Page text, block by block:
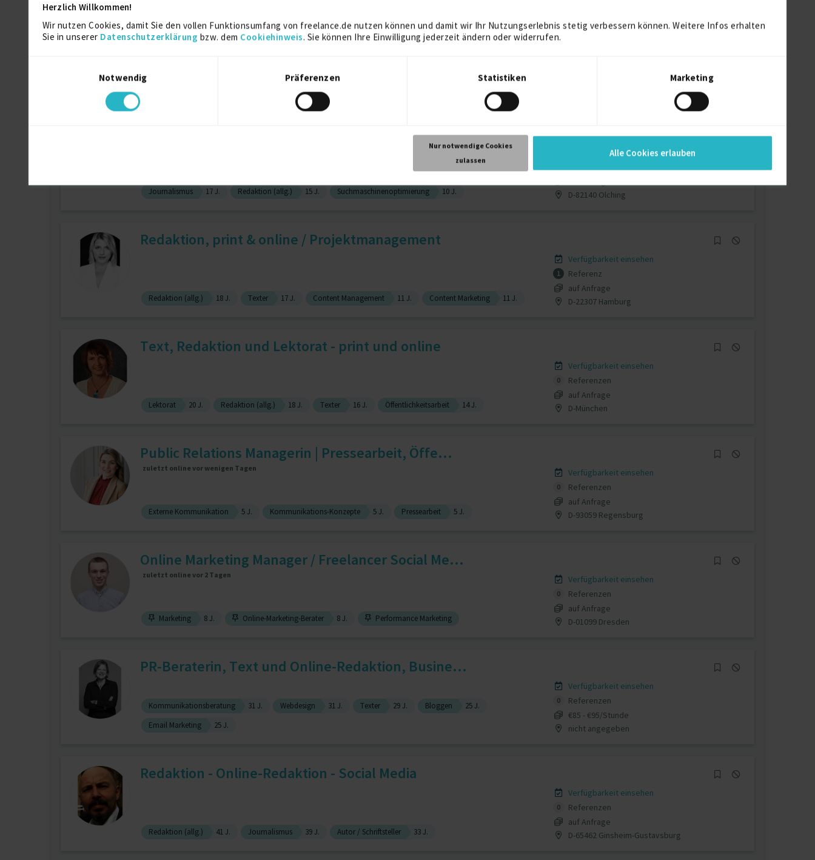
Herzlich Willkommen!
Wir nutzen Cookies, damit Sie den vollen Funktionsumfang von freelance.de nutzen können und damit wir Ihr Nutzungserlebnis stetig verbessern können. Weitere Infos erhalten
Sie in unserer Datenschutzerklärung bzw. dem Cookiehinweis. Sie können Ihre Einwilligung jederzeit ändern oder widerrufen.
Notwendig
Präferenzen Statistiken Marketing
Nur notwendige Cookies
zulassen
Alle Cookies erlauben
Online-Redaktion, Content- und Projekt-Management
zuletzt online vor wenigen Tagen
20 J. Suchmaschinenoptimierung
Journalismus 17 J. Redaktion (allg.) 15 J. Suchmaschinenoptimierung 10 J.
Verfügbarkeit einsehen
D-82140 Olching
Redaktion, print & online / Projektmanagement
Redaktion (allg.) 18 J. Texter 17 J. Content Management 11 J. Content Marketing 11 J.
Verfügbarkeit einsehen
1
Referenz
auf Anfrage
D-22307 Hamburg
Text, Redaktion und Lektorat - print und online
Lektorat 20 J. Redaktion (allg.) 18 J. Texter 16 J. Öffentlichkeitsarbeit 14 J.
Verfügbarkeit einsehen
0
Referenzen
auf Anfrage
D-München
Public Relations Managerin | Pressearbeit, Öffe...
zuletzt online vor wenigen Tagen
Externe Kommunikation 5 J. Kommunikations-Konzepte 5 J. Pressearbeit 5 J.
Verfügbarkeit einsehen
0
Referenzen
auf Anfrage
D-93059 Regensburg
Online Marketing Manager / Freelancer Social Me...
zuletzt online vor 2 Tagen
Marketing 8 J. Online-Marketing-Berater 8 J. Performance Marketing
Verfügbarkeit einsehen
0
Referenzen
auf Anfrage
D-01099 Dresden
PR-Beraterin, Text und Online-Redaktion, Busine...
Kommunikationsberatung 31 J. Webdesign 31 J. Texter 29 J. Bloggen
25 J.
Email Marketing
25 J.
Verfügbarkeit einsehen
0
Referenzen
€85 - €95/Stunde
nicht angegeben
Redaktion - Online-Redaktion - Social Media
Redaktion (allg.) 41 J. Journalismus 39 J. Autor / Schriftsteller 33 J.
Verfügbarkeit einsehen
0
Referenzen
auf Anfrage
D-65462 Ginsheim-Gustavsburg